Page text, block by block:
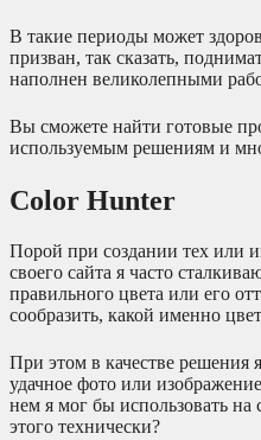
В такие периоды может
призван, так сказать,
наполнен великолепными
Вы сможете найти готовые
используемым решениям и
Color Hunter
Порой при создании тех или
своего сайта я часто
правильного цвета или его
сообразить, какой именно
При этом в качестве решения
удачное фото или
нем я мог бы использовать на
этого технически?